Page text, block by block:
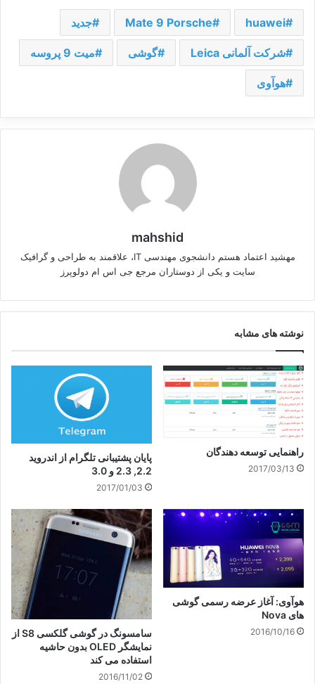
huawei
Mate 9 Porsche جدید
شرکت آلمانی Leica گوشی میت 9 پروسه
هوآوی
mahshid
مهشید اعتماد هستم دانشجوی مهندسی IT، علاقمند به طراحی و گرافیک
سایت و یکی از دوستاران مرجع جی اس ام دولوپرز
نوشته های مشابه
راهنمایی توسعه دهندگان
2017/03/13
پایان پشتیبانی تلگرام از اندروید
2.2, 2.3 و 3.0
2017/01/03
هوآوی: آغاز عرضه رسمی گوشی
های Nova
2016/10/16
سامسونگ در گوشی گلکسی S8 از
نمایشگر OLED بدون حاشیه
استفاده می کند
2016/11/02